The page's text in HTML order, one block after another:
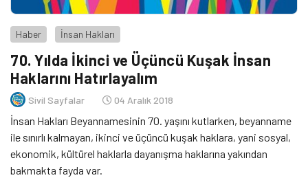
Haber İnsan Hakları
70. Yılda İkinci ve Üçüncü Kuşak İnsan
Haklarını Hatırlayalım
Sivil Sayfalar 04 Aralık 2018
İnsan Hakları Beyannamesinin 70. yaşını kutlarken, beyanname
ile sınırlı kalmayan, ikinci ve üçüncü kuşak haklara, yani sosyal,
ekonomik, kültürel haklarla dayanışma haklarına yakından
bakmakta fayda var.